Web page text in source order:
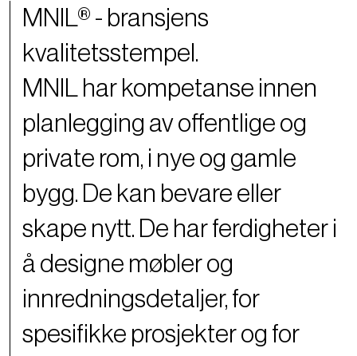
MNIL® - bransjens
kvalitetsstempel.
MNIL har kompetanse innen
planlegging av offentlige og
private rom, i nye og gamle
bygg. De kan bevare eller
skape nytt. De har ferdigheter i
å designe møbler og
innredningsdetaljer, for
spesifikke prosjekter og for